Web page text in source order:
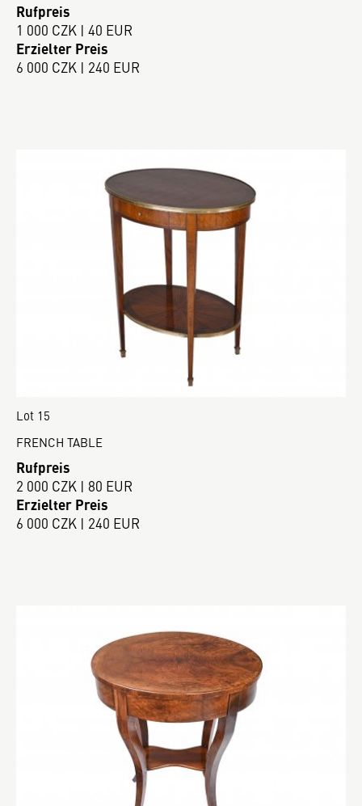
Rufpreis
1 000 CZK | 40 EUR
Erzielter Preis
6 000 CZK | 240 EUR
Lot 15
FRENCH TABLE
Rufpreis
2 000 CZK | 80 EUR
Erzielter Preis
6 000 CZK | 240 EUR